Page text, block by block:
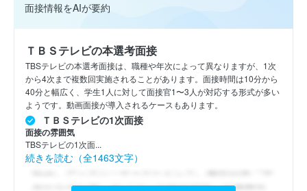
面接情報をAIが要約
ＴＢＳテレビの本選考面接
TBSテレビの本選考面接は、職種や年次によって異なりますが、1次
から4次まで複数回実施されることがあります。面接時間は10分から
40分と幅広く、学生1人に対して面接官1〜3人が対応する形式が多い
ようです。動画面接が導入されるケースもあります。
ＴＢＳテレビの1次面接
面接の雰囲気
TBSテレビの1次面...
続きを読む（全1463文字）